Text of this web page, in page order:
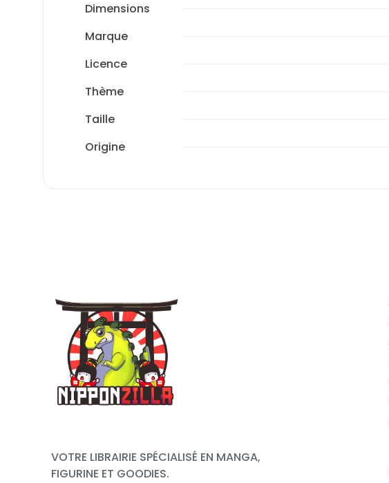
Dimensions
Marque
Licence
Thème
Taille
Origine
VOTRE LIBRAIRIE SPÉCIALISÉ EN MANGA,
FIGURINE ET GOODIES.